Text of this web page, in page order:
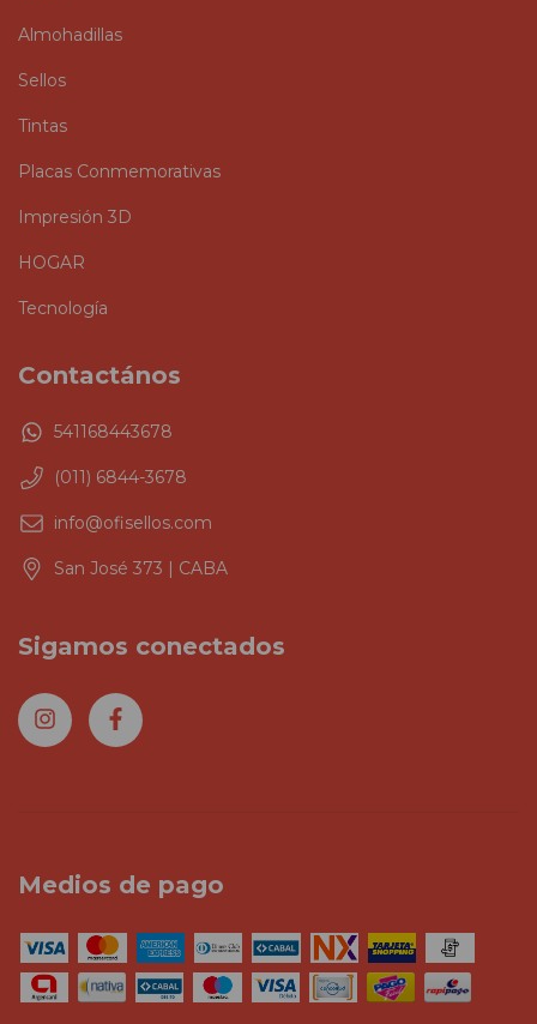
Almohadillas
Sellos
Tintas
Placas Conmemorativas
Impresión 3D
HOGAR
Tecnología
Contactános
541168443678
(011) 6844-3678
info@ofisellos.com
San José 373 | CABA
Sigamos conectados
Medios de pago